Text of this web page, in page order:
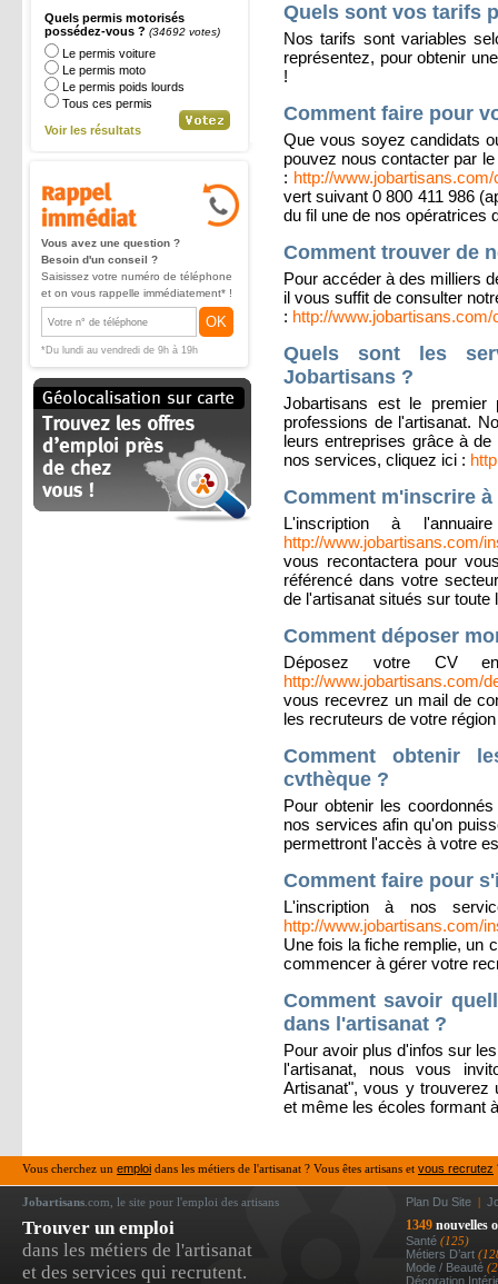
Quels permis motorisés
possédez-vous ? (34692 votes)
Le permis voiture
Le permis moto
Le permis poids lourds
Tous ces permis
Voir les résultats
Vous avez une question ?
Besoin d'un conseil ?
Saisissez votre numéro de téléphone
et on vous rappelle immédiatement* !
OK
*Du lundi au vendredi de 9h à 19h
Quels sont vos tarifs
Nos tarifs sont variables
représentez, pour obtenir
!
Comment faire pour
Que vous soyez candidats
pouvez nous contacter par
: http://
vert suivant 0 800 411 986
du fil une de nos opératrices
Comment trouver de
Pour accéder à des milliers
il vous suffit de consulter
: http://
Quels sont les
Jobartisans ?
Jobartisans est le
professions de l'artisanat.
leurs entreprises grâce à
nos services, cliquez ici :
Comment m'inscrire
L'inscription à
http://www.jobartisans.com/
vous recontactera pour
référencé dans votre
de l'artisanat situés sur toute
Comment déposer
Déposez votre CV
http://www.jobartisans.com/
vous recevrez un mail de
les recruteurs de votre
Comment obtenir
cvthèque ?
Pour obtenir les
nos services afin qu'on
permettront l'accès à votre
Comment faire pour
L'inscription à nos
http://www.jobartisans.com/
Une fois la fiche remplie, un
commencer à gérer votre
Comment savoir
dans l'artisanat ?
Pour avoir plus d'infos sur
l'artisanat, nous vous
Artisanat", vous y trouverez
et même les écoles formant
Vous cherchez un emploi dans les métiers de l'artisanat ? Vous êtes artisans et vous recrutez
Jobartisans .com, le site pour l'emploi des artisans Plan Du Site |
Trouver un emploi
dans les métiers de l'artisanat
et des services qui recrutent.
1349 nouvelles
Santé (125)
Métiers D’art
Mode / Beauté
Décoration